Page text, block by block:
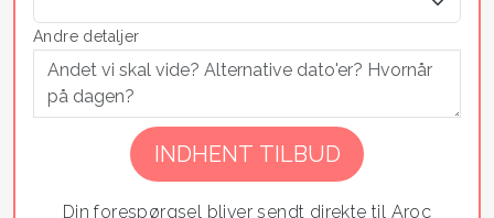
Andre detaljer
Din forespørgsel bliver sendt direkte til Aroc